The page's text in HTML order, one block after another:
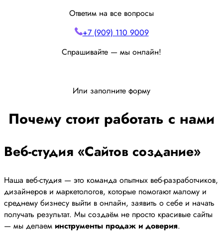
Ответим на все вопросы
+7 (909) 110 9009
Спрашивайте — мы онлайн!
Или заполните форму
Почему стоит работать с нами
Веб-студия «Сайтов создание»
Наша веб-студия — это команда опытных веб-разработчиков,
дизайнеров и маркетологов, которые помогают малому и
среднему бизнесу выйти в онлайн, заявить о себе и начать
получать результат. Мы создаём не просто красивые сайты
— мы делаем инструменты продаж и доверия.